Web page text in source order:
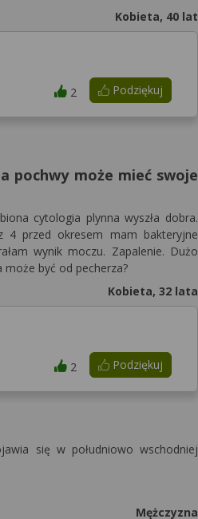
Kobieta, 40 lat
Podziękuj
2
pochwy może mieć swoje
cytologia plynna wyszła dobra.
4 przed okresem mam bakteryjne
wynik moczu. Zapalenie. Dużo
może być od pecherza?
Kobieta, 32 lata
Podziękuj
2
się w południowo wschodniej
Mężczyzna